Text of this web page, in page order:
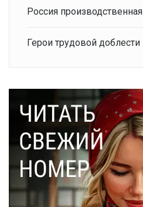
Россия производственная
Герои трудовой доблести